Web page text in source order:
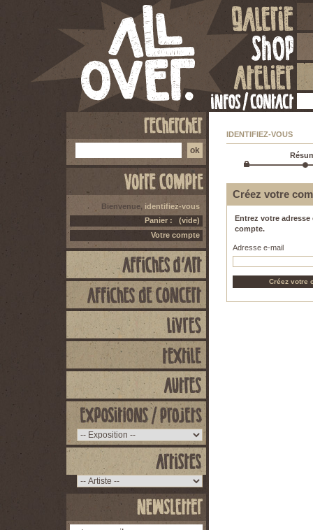
Bienvenue, identifiez-vous
Panier :
(vide)
Votre compte
IDENTIFIEZ-VOUS
Créez votre
Entrez votre
compte.
Adresse e-mail